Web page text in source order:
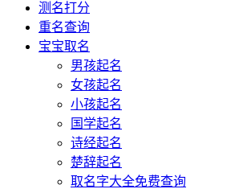
测名打分
重名查询
宝宝取名
男孩起名
女孩起名
小孩起名
国学起名
诗经起名
楚辞起名
取名字大全免费查询